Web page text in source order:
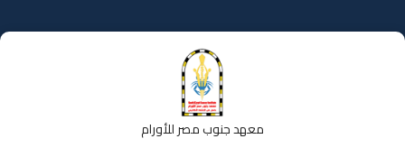
إلى
المحتوى
معهد جنوب مصر للأورام